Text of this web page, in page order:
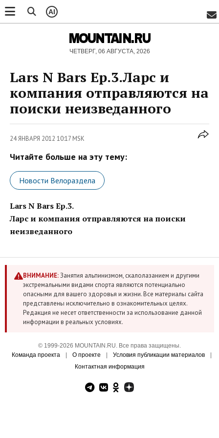
AI
MOUNTAIN.RU
ЧЕТВЕРГ, 06 АВГУСТА, 2026
Lars N Bars Ep.3.Ларс и
компания отправляются на
поиски неизведанного
24 ЯНВАРЯ 2012 10:17 MSK
Читайте больше на эту тему:
Новости Велораздела
Lars N Bars Ep.3.
Ларс и компания отправляются на поиски
неизведанного
ВНИМАНИЕ:Занятия альпинизмом, скалолазанием и другими
экстремальными видами спорта являются потенциально
опасными для вашего здоровья и жизни. Все материалы сайта
представлены исключительно в ознакомительных целях.
Редакция не несет ответственности за использование данной
информации в реальных условиях.
© 1999-2026 MOUNTAIN.RU. Все права защищены.
Команда проекта
О проекте Условия публикации материалов
Контактная информация